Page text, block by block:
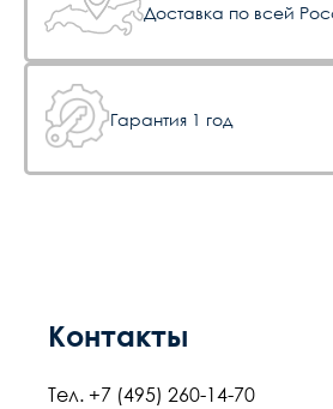
Доставка по всей
Гарантия 1 год
Контакты
Тел. +7 (495) 260-14-70